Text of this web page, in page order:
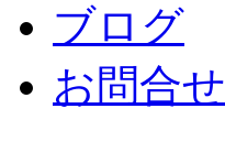
ブログ
お問合せ